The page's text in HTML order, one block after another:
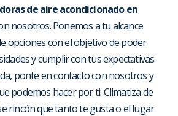
de aire acondicionado en
nosotros. Ponemos a tu alcance
opciones con el objetivo de poder
y cumplir con tus expectativas.
ponte en contacto con nosotros y
podemos hacer por ti. Climatiza de
rincón que tanto te gusta o el lugar